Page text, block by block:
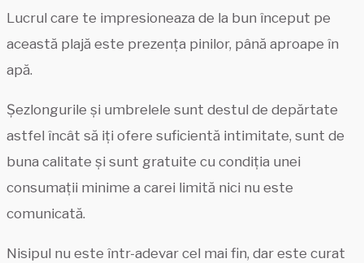
Lucrul care te impresioneaza de la bun început pe
această plajă este prezența pinilor, până aproape în
apă.
Șezlongurile și umbrelele sunt destul de depărtate
astfel încât să iți ofere suficientă intimitate, sunt de
buna calitate și sunt gratuite cu condiția unei
consumații minime a carei limită nici nu este
comunicată.
Nisipul nu este într-adevar cel mai fin, dar este curat